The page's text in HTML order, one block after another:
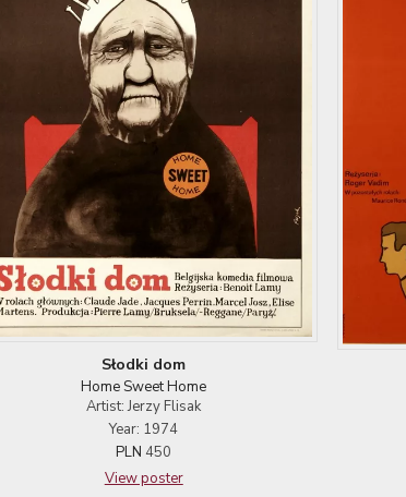
Słodki dom
Home Sweet Home
Artist: Jerzy Flisak
Year: 1974
PLN 450
View poster